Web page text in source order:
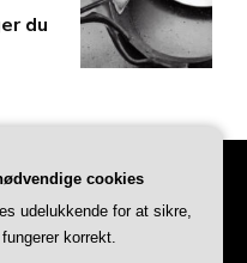
du
. All Rights
ByBlossom Themes.
.Privatlivspolitik
cookies
udelukkende for at sikre,
korrekt.